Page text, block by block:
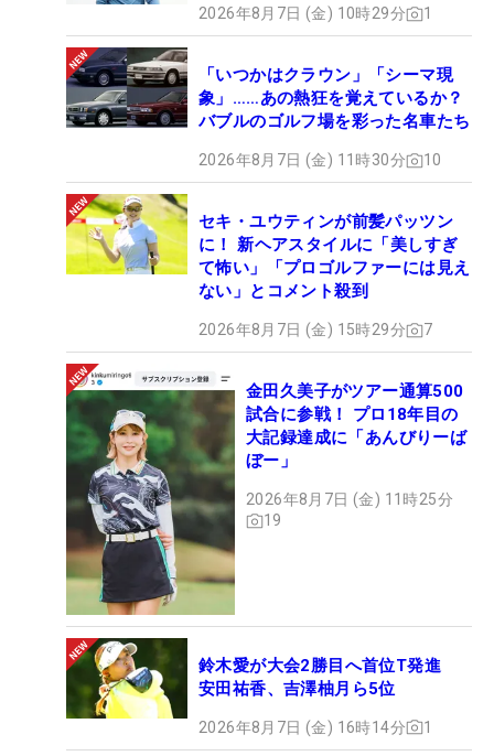
2026年8月7日 (金) 10時29分 1
「いつかはクラウン」「シーマ現
象」……あの熱狂を覚えているか？
バブルのゴルフ場を彩った名車たち
2026年8月7日 (金) 11時30分 10
セキ・ユウティンが前髪パッツン
に！ 新ヘアスタイルに「美しすぎ
て怖い」「プロゴルファーには見え
ない」とコメント殺到
2026年8月7日 (金) 15時29分 7
金田久美子がツアー通算500
試合に参戦！ プロ18年目の
大記録達成に「あんびりーば
ぼー」
2026年8月7日 (金) 11時25分
19
鈴木愛が大会2勝目へ首位T発進
安田祐香、吉澤柚月ら5位
2026年8月7日 (金) 16時14分 1